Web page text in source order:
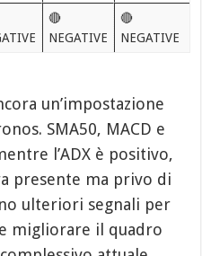
🔴
NEGATIVE
🔴
NEGATIVE
un’impostazione
SMA50, MACD e
l’ADX è positivo,
presente ma privo di
ulteriori segnali per
migliorare il quadro